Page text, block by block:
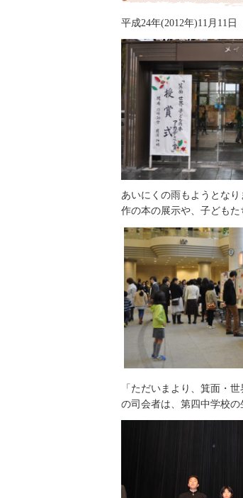
平成24年(2012年)11月11日
あいにくの雨もようとな
作の本の展示や、子どもた
「ただいまより、箕面・
の司会者は、第四中学校の